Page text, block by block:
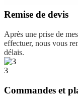
Remise de devis
Après une prise de
effectuer, nous vous
délais.
3
Commandes et